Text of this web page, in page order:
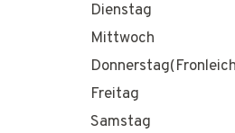
Dienstag
Mittwoch
Freitag
Samstag